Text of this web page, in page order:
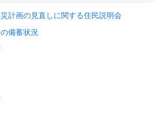
計画の見直しに関する住民説明会
備蓄状況